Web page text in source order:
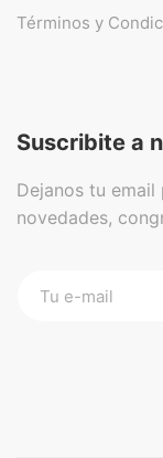
Términos y
Suscribite a
Dejanos tu
novedades,